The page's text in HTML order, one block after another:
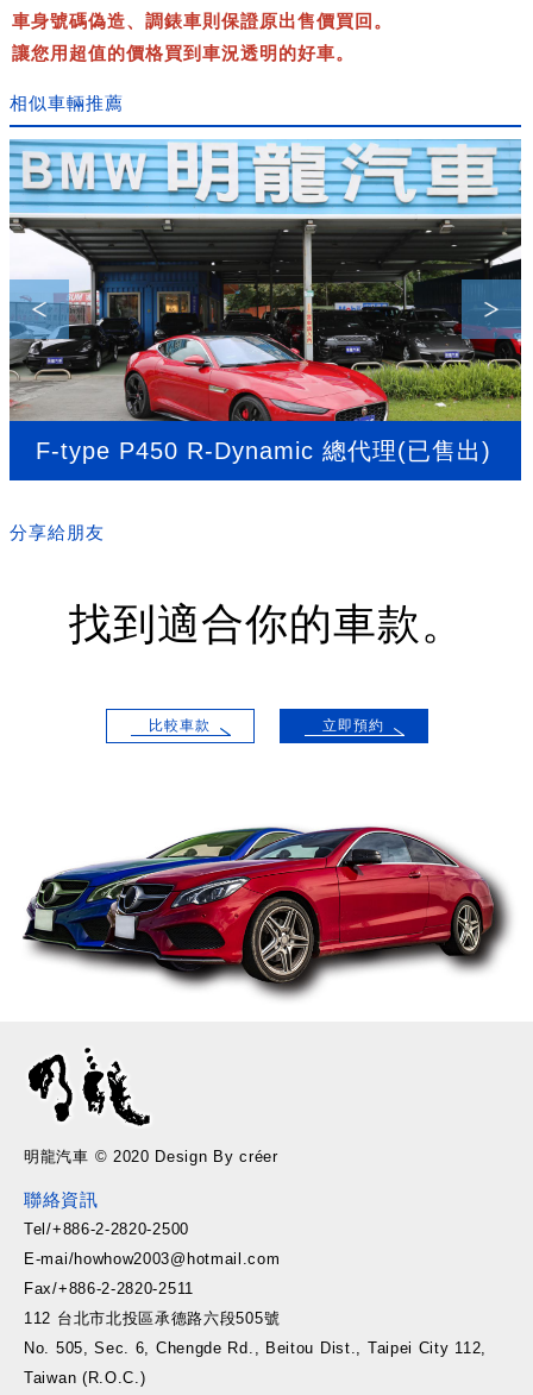
車身號碼偽造、調錶車則保證原出售價買回。
讓您用超值的價格買到車況透明的好車。
相似車輛推薦
F-type P450 R-Dynamic 總代理(已售出)
分享給朋友
找到適合你的車款。
比較車款 立即預約
明龍汽車 © 2020 Design By créer
聯絡資訊
Tel/+886-2-2820-2500
E-mai/howhow2003@hotmail.com
Fax/+886-2-2820-2511
112 台北市北投區承德路六段505號
No. 505, Sec. 6, Chengde Rd., Beitou Dist., Taipei City 112,
Taiwan (R.O.C.)